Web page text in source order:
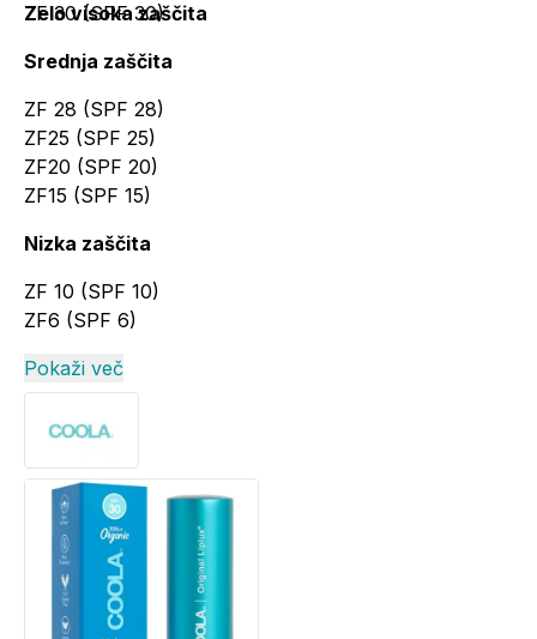
Zelo visoka zaščita
ZF 30 (SPF 30)
Srednja zaščita
ZF 28 (SPF 28)
ZF25 (SPF 25)
ZF20 (SPF 20)
ZF15 (SPF 15)
Nizka zaščita
ZF 10 (SPF 10)
ZF6 (SPF 6)
Pokaži več